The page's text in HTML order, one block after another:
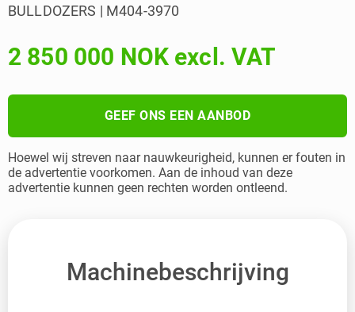
BULLDOZERS | M404-3970
2 850 000 NOK excl. VAT
GEEF ONS EEN AANBOD
Hoewel wij streven naar nauwkeurigheid, kunnen er fouten in
de advertentie voorkomen. Aan de inhoud van deze
advertentie kunnen geen rechten worden ontleend.
Machinebeschrijving